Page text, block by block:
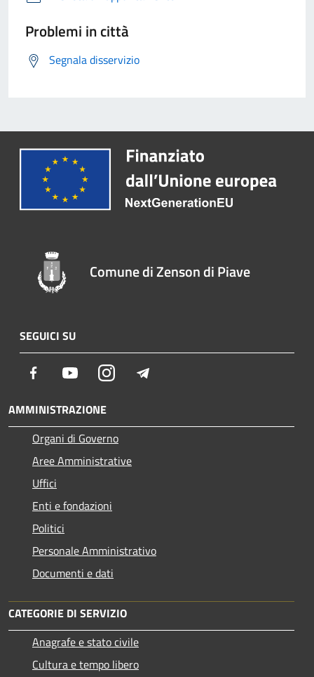
Problemi in città
Segnala disservizio
Comune di Zenson di Piave
SEGUICI SU
Facebook YoutubeInstagram
AMMINISTRAZIONE
Organi di Governo
Aree Amministrative
Uffici
Enti e fondazioni
Politici
Personale Amministrativo
Documenti e dati
CATEGORIE DI SERVIZIO
Anagrafe e stato civile
Cultura e tempo libero